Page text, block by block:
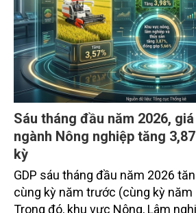
Sáu tháng đầu năm 2026,
ngành Nông nghiệp tăng
kỳ
GDP sáu tháng đầu năm 2026
cùng kỳ năm trước (cùng kỳ năm
Trong đó, khu vực Nông, Lâm